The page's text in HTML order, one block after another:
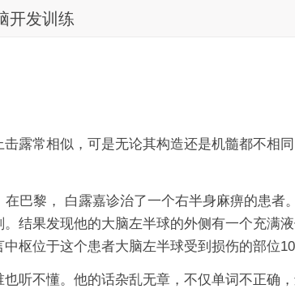
开发训练
露常相似，可是无论其构造还是机髓都不相
巴黎， 白露嘉诊治了一个右半身麻痹的患
结果发现他的大脑左半球的外侧有一个充满
枢位于这个患者大脑左半球受到损伤的部位
听不懂。他的话杂乱无章，不仅单词不正确